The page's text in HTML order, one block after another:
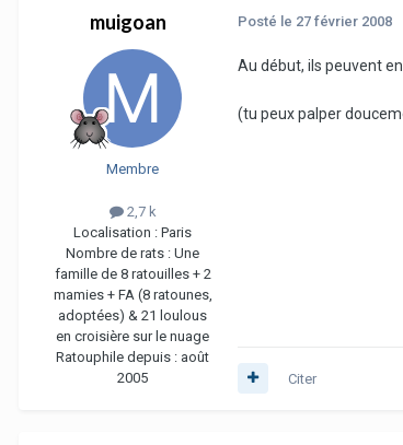
muigoan
Membre
2,7 k
Localisation : Paris
Nombre de rats : Une
famille de 8 ratouilles + 2
mamies + FA (8 ratounes,
adoptées) & 21 loulous
en croisière sur le nuage
Ratouphile depuis : août
2005
Posté le 27 février 2008
Au début, ils peuvent
(tu peux palper
Citer